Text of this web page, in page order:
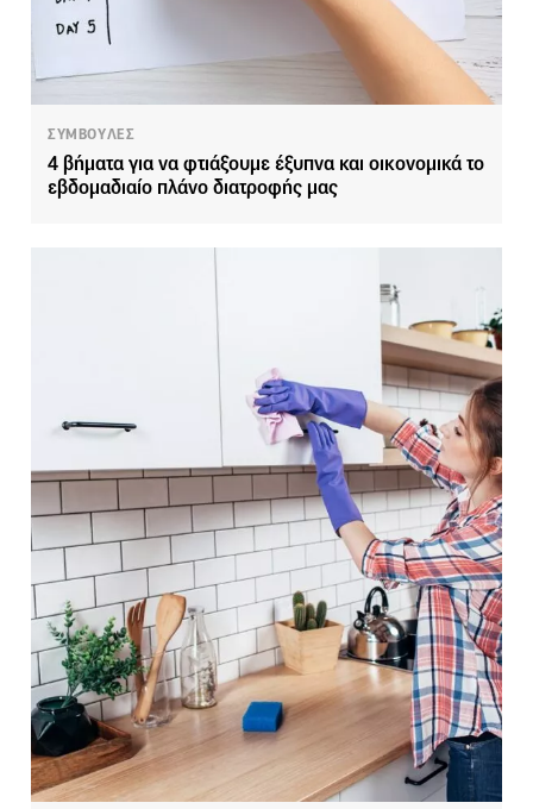
ΣΥΜΒΟΥΛΕΣ
4 βήματα για να φτιάξουμε έξυπνα και οικονομικά το
εβδομαδιαίο πλάνο διατροφής μας